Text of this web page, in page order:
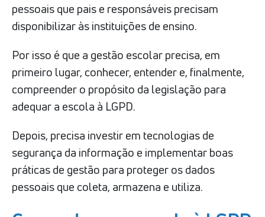
pessoais que pais e responsáveis precisam
disponibilizar às instituições de ensino.
Por isso é que a gestão escolar precisa, em
primeiro lugar, conhecer, entender e, finalmente,
compreender o propósito da legislação para
adequar a escola à LGPD.
Depois, precisa investir em tecnologias de
segurança da informação e implementar boas
práticas de gestão para proteger os dados
pessoais que coleta, armazena e utiliza.